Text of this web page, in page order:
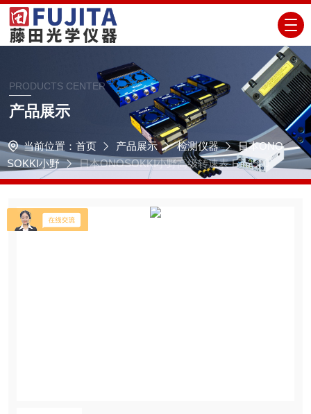
PRODUCTS CENTER
产品展示
当前位置： 首页 产品展示 检测仪器
日本ONO
SOKKI小野
日本ONOSOKKI小野高级转速表 FT-2500